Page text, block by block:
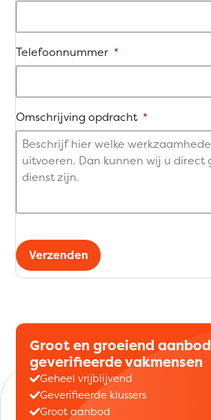
Telefoonnummer *
Omschrijving opdracht *
Verzenden
Groot en groeiend aanbod
geverifieerde vakmensen
Geheel vrijblijvend
Geverifieerde klussers
Groot aanbod